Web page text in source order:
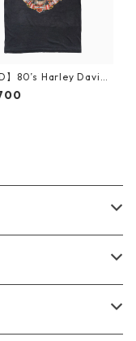
】80’s Harley Davids
87 T-Shirt